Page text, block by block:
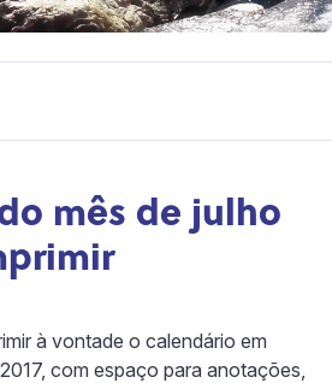
mês de julho
à vontade o calendário em
com espaço para anotações,